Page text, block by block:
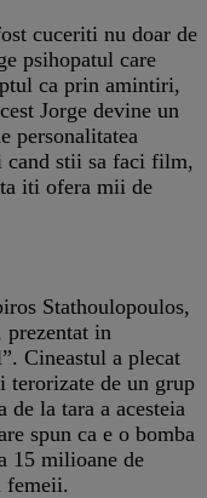
cuceriti nu doar de
psihopatul care
ca prin amintiri,
Jorge devine un
personalitatea
stii sa faci film,
iti ofera mii de
Stathoulopoulos,
in
Cineastul a plecat
terorizate de un grup
de la tara a acesteia
spun ca e o bomba
15 milioane de
femeii.